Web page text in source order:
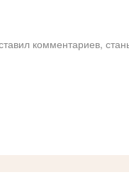
комментариев,